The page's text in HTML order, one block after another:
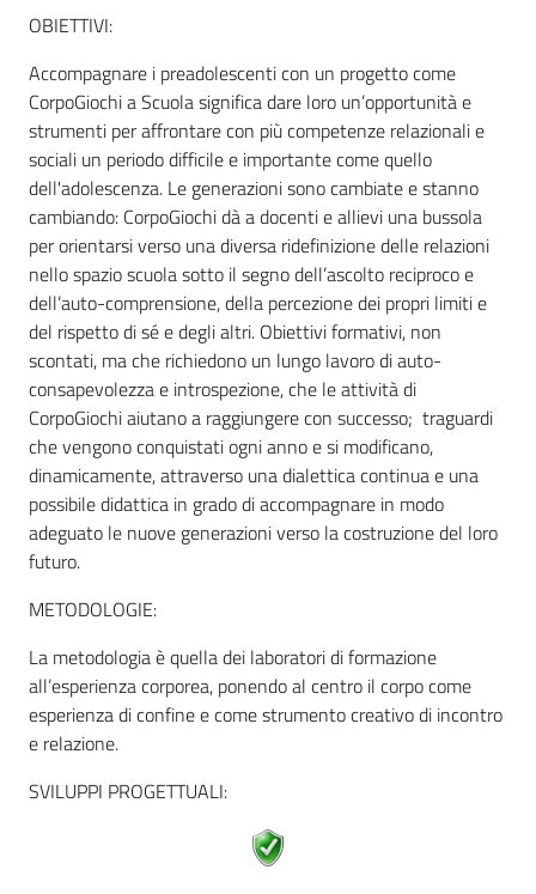
OBIETTIVI:
Accompagnare i preadolescenti con un progetto come
CorpoGiochi a Scuola significa dare loro un’opportunità e
strumenti per affrontare con più competenze relazionali e
sociali un periodo difficile e importante come quello
dell'adolescenza. Le generazioni sono cambiate e stanno
cambiando: CorpoGiochi dà a docenti e allievi una bussola
per orientarsi verso una diversa ridefinizione delle relazioni
nello spazio scuola sotto il segno dell’ascolto reciproco e
dell’auto-comprensione, della percezione dei propri limiti e
del rispetto di sé e degli altri. Obiettivi formativi, non
scontati, ma che richiedono un lungo lavoro di auto-
consapevolezza e introspezione, che le attività di
CorpoGiochi aiutano a raggiungere con successo; traguardi
che vengono conquistati ogni anno e si modificano,
dinamicamente, attraverso una dialettica continua e una
possibile didattica in grado di accompagnare in modo
adeguato le nuove generazioni verso la costruzione del loro
futuro.
METODOLOGIE:
La metodologia è quella dei laboratori di formazione
all’esperienza corporea, ponendo al centro il corpo come
esperienza di confine e come strumento creativo di incontro
e relazione.
SVILUPPI PROGETTUALI: